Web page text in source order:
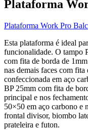
Plataforma
Plataforma Work Pro
Esta plataforma é ideal
funcionalidade. O tampo
com fita de borda de
nas demais faces com
confeccionada em aço
BP 25mm com fita de
principal e nos
50×50 em aço carbono e
frontal divisor, biombo
prateleira e futon.